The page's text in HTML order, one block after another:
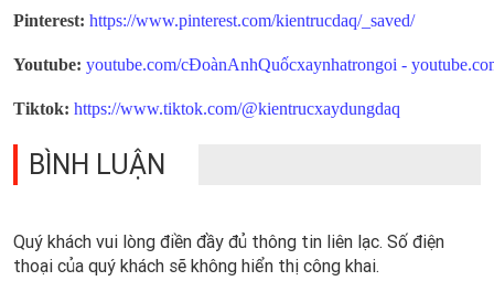
Pinterest: https://www.pinterest.com/kientrucdaq/_saved/
Youtube: youtube.com/cĐoànAnhQuốcxaynhatrongoi -
Tiktok: https://www.tiktok.com/@kientrucxaydungdaq
BÌNH LUẬN
Quý khách vui lòng điền đầy đủ thông tin liên lạc. Số điện
thoại của quý khách sẽ không hiển thị công khai.